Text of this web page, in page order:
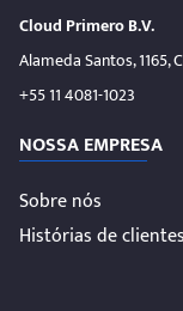
Cloud Primero B.V.
Alameda Santos, 1165,
+55 11 4081-1023
NOSSA EMPRESA
Sobre nós
Histórias de clientes